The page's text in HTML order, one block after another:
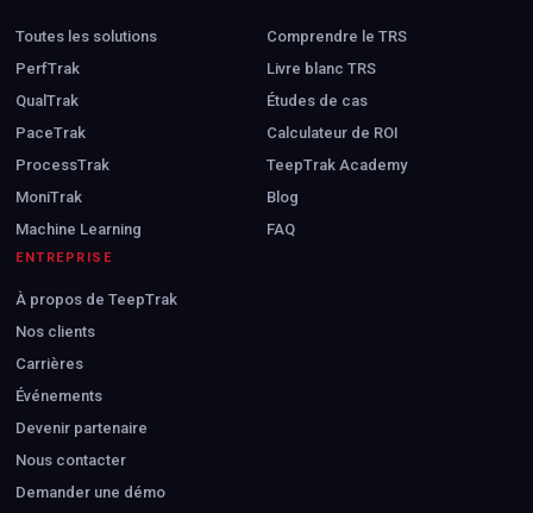
Toutes les solutions
PerfTrak
QualTrak
PaceTrak
ProcessTrak
MoniTrak
Machine Learning
Comprendre le TRS
Livre blanc TRS
Études de cas
Calculateur de ROI
TeepTrak Academy
Blog
FAQ
ENTREPRISE
À propos de TeepTrak
Nos clients
Carrières
Événements
Devenir partenaire
Nous contacter
Demander une démo